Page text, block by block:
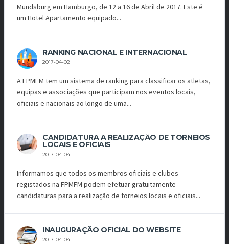
Mundsburg em Hamburgo, de 12 a 16 de Abril de 2017. Este é
um Hotel Apartamento equipado...
RANKING NACIONAL E INTERNACIONAL
2017-04-02
A FPMFM tem um sistema de ranking para classificar os atletas,
equipas e associações que participam nos eventos locais,
oficiais e nacionais ao longo de uma...
CANDIDATURA À REALIZAÇÃO DE TORNEIOS
LOCAIS E OFICIAIS
2017-04-04
Informamos que todos os membros oficiais e clubes
registados na FPMFM podem efetuar gratuitamente
candidaturas para a realização de torneios locais e oficiais...
INAUGURAÇÃO OFICIAL DO WEBSITE
2017-04-04